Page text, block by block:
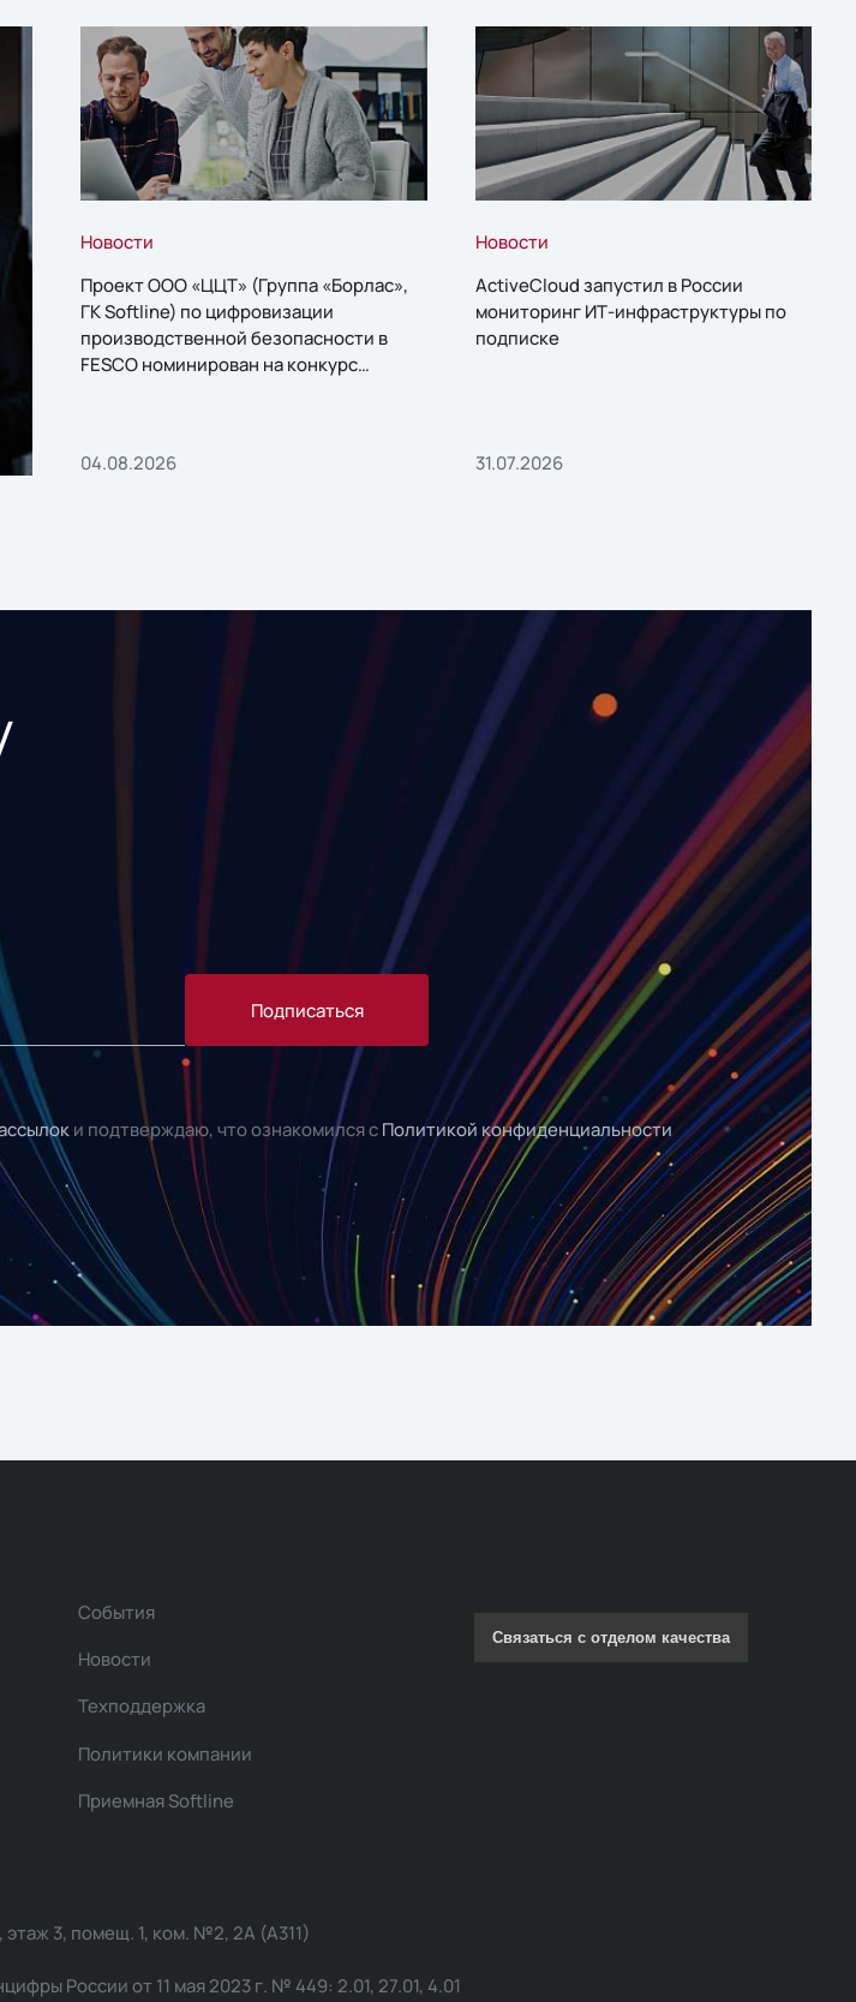
Новости
Проект ООО «ЦЦТ» (Группа «Борлас»,
ГК Softline) по цифровизации
производственной безопасности в
FESCO номинирован на конкурс
04.08.2026
Новости
ActiveCloud запустил в России
мониторинг ИТ-инфраструктуры по
подписке
31.07.2026
Подписаться
и подтверждаю, что ознакомился с Политикой конфиденциальности
События
Новости
Техподдержка
Политики компании
Приемная Softline
Связаться с отделом качества
этаж 3, помещ. 1, ком. №2, 2А (А311)
России от 11 мая 2023 г. № 449: 2.01, 27.01, 4.01